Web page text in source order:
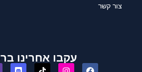
צור קשר
עקבו אחרינו